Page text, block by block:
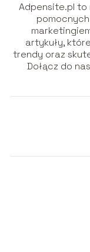
Adpensite.pl to
artykuły,
trendy oraz
Dołącz do